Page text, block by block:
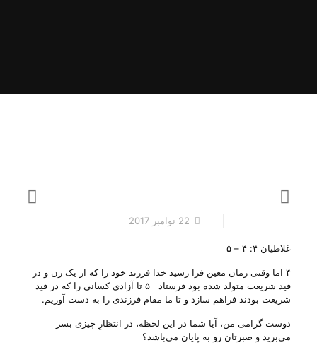
22 نوامبر 2017
غلاطیان ۴: ۴ – ۵
۴ اما وقتی زمان معین فرا رسید خدا فرزند خود را که از یک زن و در
قید شریعت متولد شده بود فرستاد ۵ تا آزادی کسانی را که در قید
شریعت بودند فراهم سازد و تا ما مقام فرزندی را به دست آوریم‌.
دوست گرامی من، آیا شما در این لحظه، در انتظارِ چیزی بسر
می‌‌برید و صبرتان رو به پایان می‌‌باشد؟